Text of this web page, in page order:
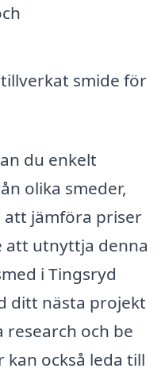
smide för
du enkelt
olika smeder,
jämföra priser
att utnyttja denna
i Tingsryd
ditt nästa projekt
och be
också leda till